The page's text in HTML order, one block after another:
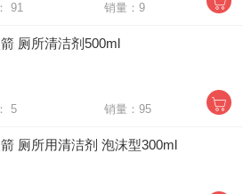
库存： 91 销量：9
厕所清洁剂500ml
库存： 5 销量：95
厕所用清洁剂 泡沫型300ml